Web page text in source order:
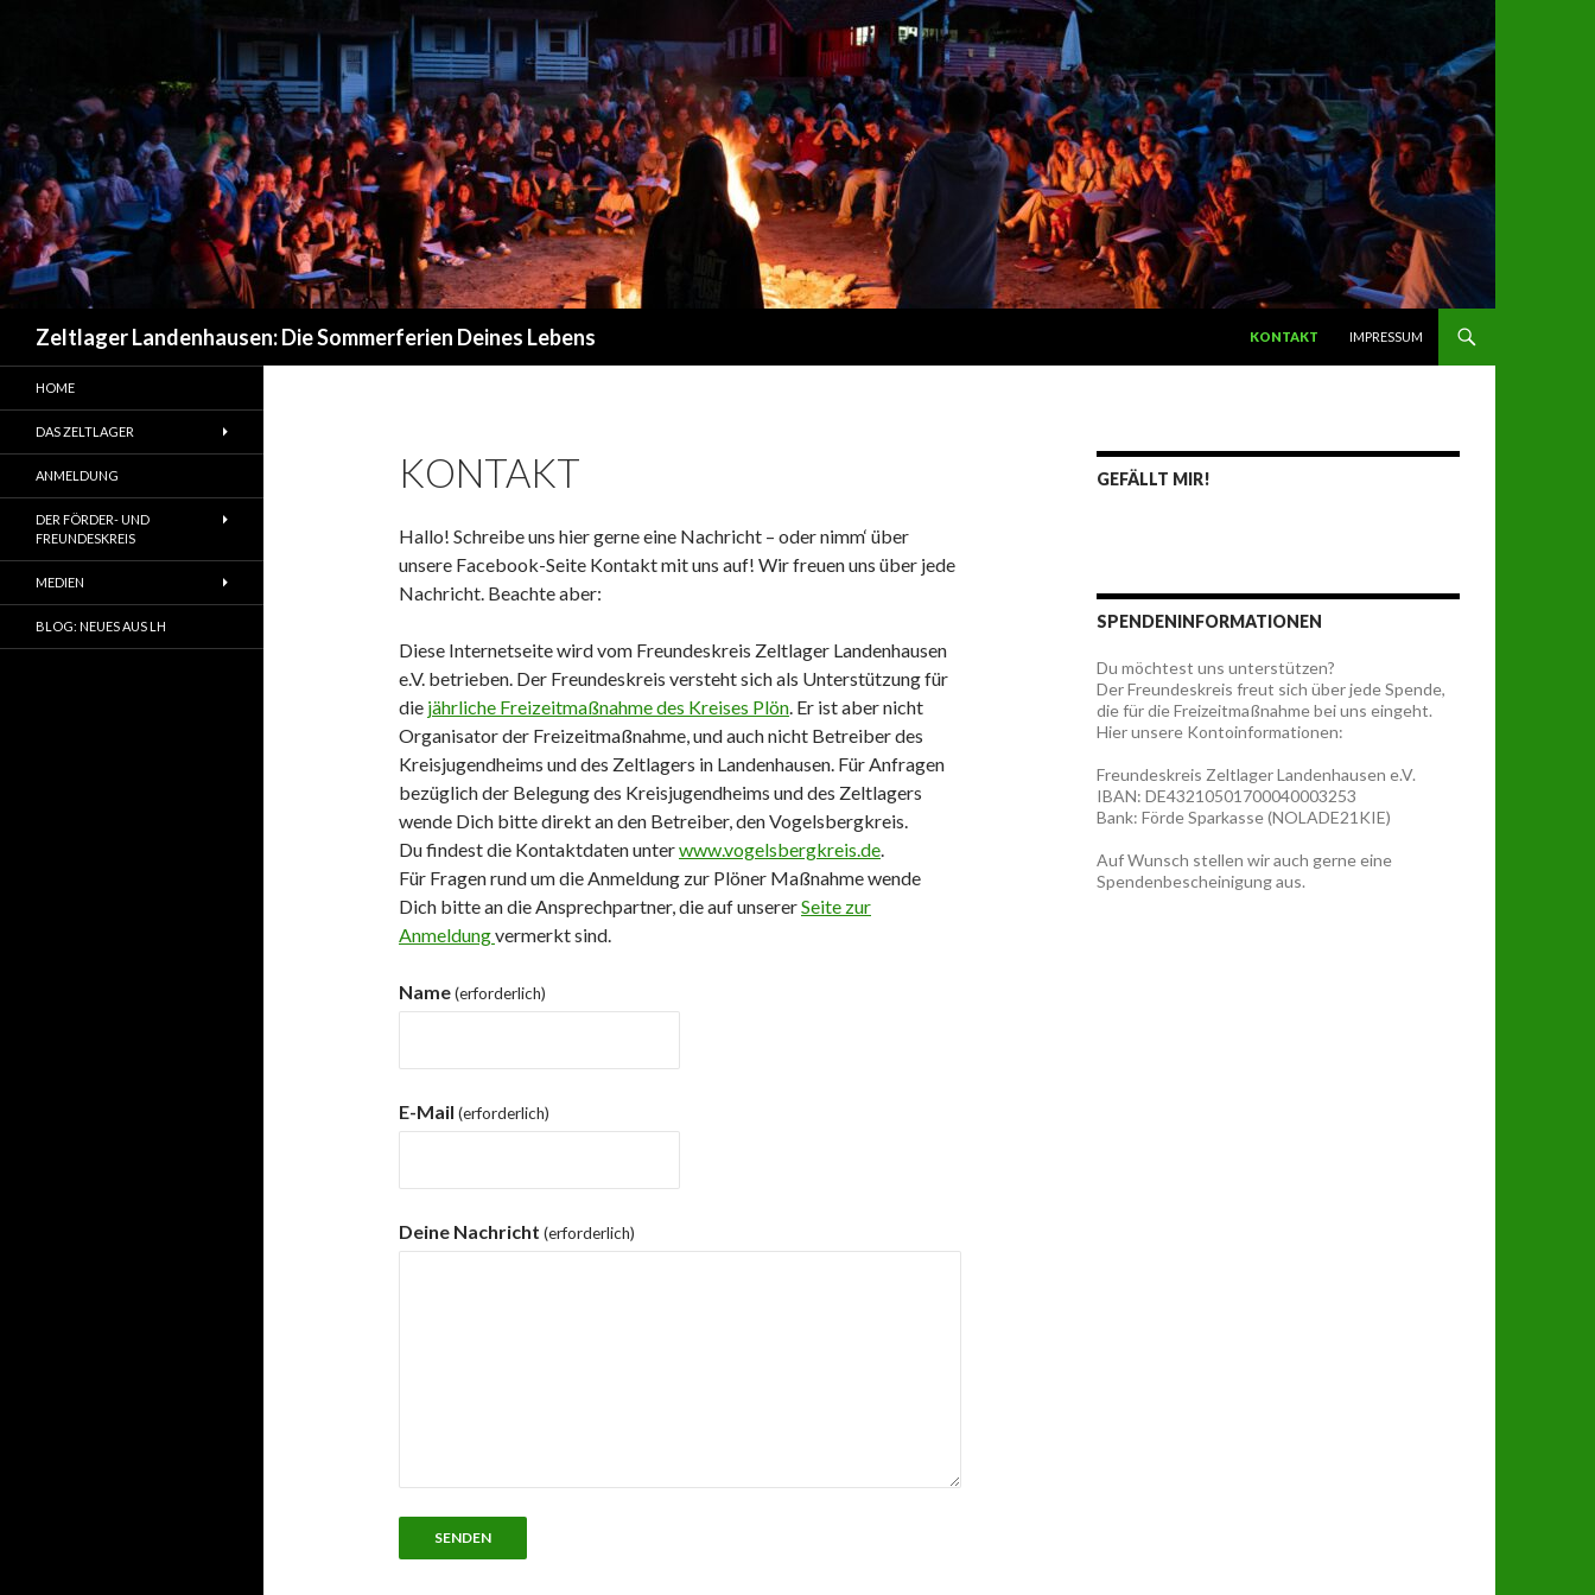
Zeltlager Landenhausen: Die Sommerferien Deines Lebens
KONTAKT
IMPRESSUM
KONTAKT
Hallo! Schreibe uns hier gerne eine Nachricht – oder nimm‘ über
unsere Facebook-Seite Kontakt mit uns auf! Wir freuen uns über jede
Nachricht. Beachte aber:
Diese Internetseite wird vom Freundeskreis Zeltlager Landenhausen
e.V. betrieben. Der Freundeskreis versteht sich als Unterstützung für
die jährliche Freizeitmaßnahme des Kreises Plön. Er ist aber nicht
Organisator der Freizeitmaßnahme, und auch nicht Betreiber des
Kreisjugendheims und des Zeltlagers in Landenhausen. Für Anfragen
bezüglich der Belegung des Kreisjugendheims und des Zeltlagers
wende Dich bitte direkt an den Betreiber, den Vogelsbergkreis.
Du findest die Kontaktdaten unterwww.vogelsbergkreis.de.
Für Fragen rund um die Anmeldung zur Plöner Maßnahme wende
Dich bitte an die Ansprechpartner, die auf unsererSeite zur
Anmeldungvermerkt sind.
Name (erforderlich)
E-Mail (erforderlich)
Deine Nachricht (erforderlich)
SENDEN
GEFÄLLT MIR!
SPENDENINFORMATIONEN
Du möchtest uns unterstützen?
Der Freundeskreis freut sich über jede Spende,
die für die Freizeitmaßnahme bei uns eingeht.
Hier unsere Kontoinformationen:
Freundeskreis Zeltlager Landenhausen e.V.
IBAN: DE43210501700040003253
Bank: Förde Sparkasse (NOLADE21KIE)
Auf Wunsch stellen wir auch gerne eine
Spendenbescheinigung aus.
HOME
DAS ZELTLAGER
ANMELDUNG
DER FÖRDER- UND
FREUNDESKREIS
MEDIEN
BLOG: NEUES AUS LH